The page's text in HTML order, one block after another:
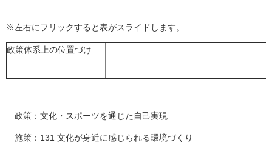
※左右にフリックすると表がスライドします。
政策体系上の位置づけ
政策：文化・スポーツを通じた自己実現
施策：131 文化が身近に感じられる環境づくり